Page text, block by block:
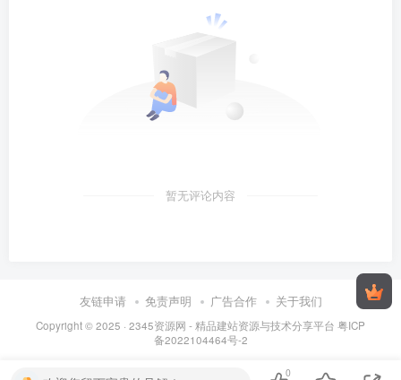
暂无评论内容
友链申请 免责声明 广告合作 关于我们
Copyright © 2025 · 2345资源网 - 精品建站资源与技术分享平台 粤ICP
备2022104464号-2
0